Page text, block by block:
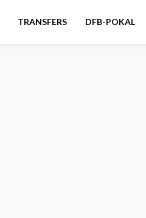
TRANSFERS DFB-POKAL